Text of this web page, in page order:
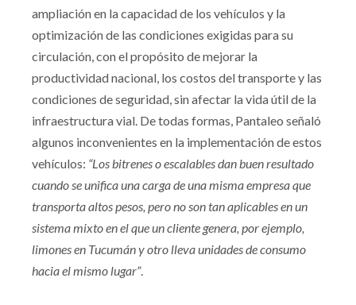
ampliación en la capacidad de los vehículos y la
optimización de las condiciones exigidas para su
circulación, con el propósito de mejorar la
productividad nacional, los costos del transporte y las
condiciones de seguridad, sin afectar la vida útil de la
infraestructura vial. De todas formas, Pantaleo señaló
algunos inconvenientes en la implementación de estos
vehículos: “Los bitrenes o escalables dan buen resultado
cuando se unifica una carga de una misma empresa que
transporta altos pesos, pero no son tan aplicables en un
sistema mixto en el que un cliente genera, por ejemplo,
limones en Tucumán y otro lleva unidades de consumo
hacia el mismo lugar”.